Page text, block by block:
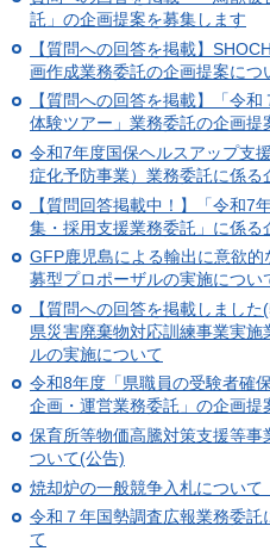
託」の企画提案を募集します
【質問への回答を掲載】
画作成業務委託の企画提案につ
【質問への回答を掲載】「令
体験ツアー」業務委託の企画提
令和7年度国保ヘルスアップ支
症化予防事業）業務委託に係る
【質問回答掲載中！】「令和7
集・採用支援業務委託」に係る
GFP鹿児島による輸出に意欲
募型プロポーザルの実施につい
【質問への回答を掲載しまし
県災害廃棄物対応訓練事業実
ルの実施について
令和8年度「県職員の受験者確
企画・運営業務委託」の企画提
保育所等物価高騰対策支援等
ついて(公告)
焼却炉の一般競争入札について
令和７年国勢調査広報業務委
て